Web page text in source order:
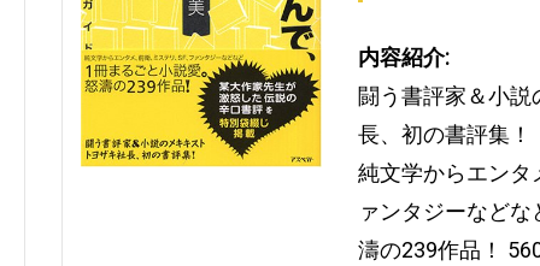
内容紹介:
闘う書評家＆小
長、初の書評集！
純文学からエンタ
ァンタジーなど
濤の239作品！